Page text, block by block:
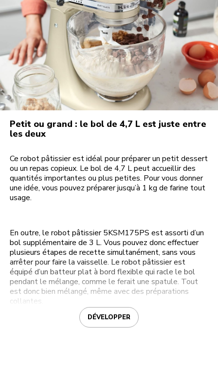
Petit ou grand : le bol de 4,7 L est juste entre
les deux
Ce robot pâtissier est idéal pour préparer un petit dessert
ou un repas copieux. Le bol de 4,7 L peut accueillir des
quantités importantes ou plus petites. Pour vous donner
une idée, vous pouvez préparer jusqu’à 1 kg de farine tout
usage.
En outre, le robot pâtissier 5KSM175PS est assorti d’un
bol supplémentaire de 3 L. Vous pouvez donc effectuer
plusieurs étapes de recette simultanément, sans vous
arrêter pour faire la vaisselle. Le robot pâtissier est
équipé d’un batteur plat à bord flexible qui racle le bol
pendant le mélange, comme le ferait une spatule. Tout
est donc bien mélangé, même avec des préparations
collantes.
DÉVELOPPER